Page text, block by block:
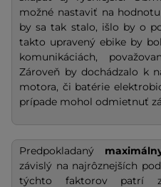
možné nastaviť na
by sa tak stalo, išlo by o
takto upravený ebike by
komunikáciách,
Zároveň by dochádzalo k
motora, či batérie
prípade mohol odmietnuť
Predpokladaný
závislý na najrôznejších
týchto faktorov patrí